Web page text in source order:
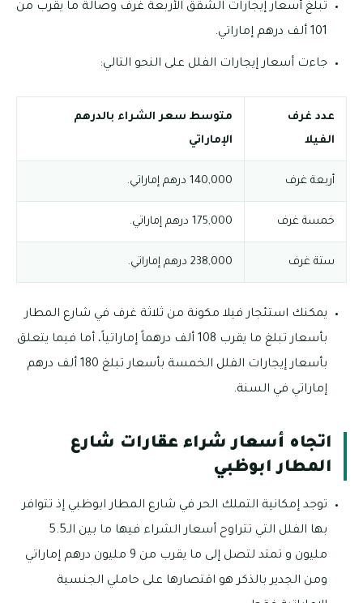
تبلغ أسعار إيجارات الشقق الأربعة غرف وصالة ما يقرب من
101 ألف درهم إماراتي.
جاءت أسعار إيجارات الفلل على النحو التالي:
عدد غرف
الفيلا
متوسط سعر الشراء بالدرهم
الإماراتي
أربعة غرف 140,000 درهم إماراتي.
خمسة غرف 175,000 درهم إماراتي.
ستة غرف 238,000 درهم إماراتي.
يمكنك استئجار فيلا مكونة من ثلاثة غرف في شارع المطار
بأسعار تبلغ ما يقرب 108 ألف درهماً إماراتياً، أما فيما يتعلق
بأسعار إيجارات الفلل الخمسة بأسعار تبلغ 180 ألف درهم
إماراتي في السنة.
اتجاه أسعار شراء عقارات شارع
المطار ابوظبي
توجد إمكانية التملك الحر في شارع المطار ابوظبي إذ تتوافر
بها الفلل التي تتراوح أسعار الشراء فيها ما بين الـ5.5
مليون و تمتد لتصل إلى ما يقرب من 9 مليون درهم إماراتي
ومن الجدير بالذكر هو اقتصارها على حاملي الجنسية